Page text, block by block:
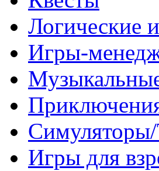
Логические
Игры-
Игры для